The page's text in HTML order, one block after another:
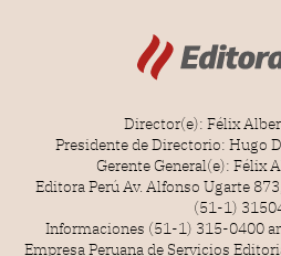
Director(e): Félix
Presidente de Directorio: Hugo
Gerente General(e): Félix
Editora Perú Av. Alfonso Ugarte
(51-1)
Informaciones (51-1) 315-0400
Empresa Peruana de Servicios